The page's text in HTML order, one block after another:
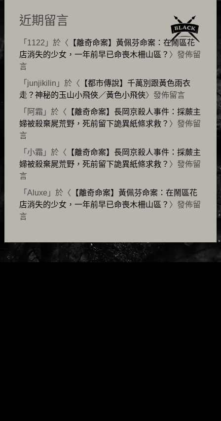
近期留言
「 1122 」於〈 【離奇命案】黃佩芬命案：在鬧區花
店消失的少女，一年前早已命喪木柵山區？ 〉發佈留
言
「 junjikilin 」於〈 【都市傳說】千萬別跟黃色雨衣
走？神秘的玉山小飛俠／黃色小飛俠〉發佈留言
「 阿霜 」於〈 【離奇命案】長岡京殺人事件：採蕨主
婦被殺棄屍荒野，死前留下詭異紙條求救？ 〉發佈留
言
「 小霜 」於〈 【離奇命案】長岡京殺人事件：採蕨主
婦被殺棄屍荒野，死前留下詭異紙條求救？ 〉發佈留
言
「 Aluxe 」於〈 【離奇命案】黃佩芬命案：在鬧區花
店消失的少女，一年前早已命喪木柵山區？ 〉發佈留
言